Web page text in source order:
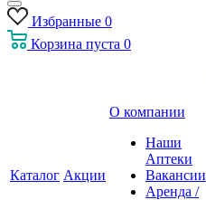
Избранные 0
Корзина пуста 0
Каталог Акции
О компании
Наши
Аптеки
Вакансии
Аренда /